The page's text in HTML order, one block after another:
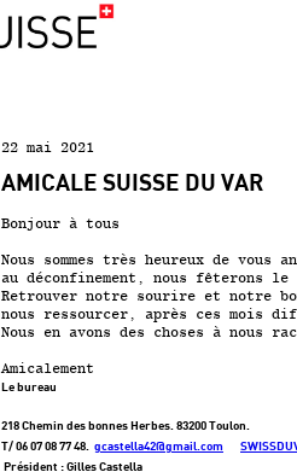
22 mai 2021
AMICALE SUISSE DU VAR
Bonjour à tous
Nous sommes très heureux de
au déconfinement, nous fêterons le
Retrouver notre sourire et notre
nous ressourcer, après ces mois
Nous en avons des choses à nous
Amicalement
Le bureau
218 Chemin des bonnes Herbes. 83200 Toulon.
T/ 06 07 08 77 48. gcastella42@gmail.com
Président : Gilles Castella